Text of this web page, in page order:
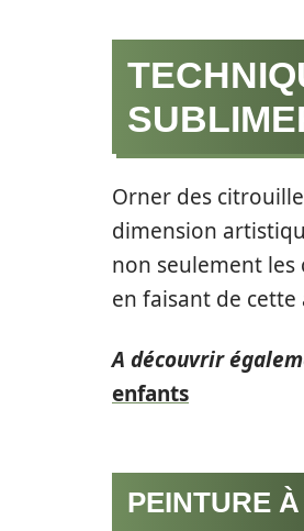
Orner des
dimension
non seulement
en faisant de
A découvrir
enfants
PEINTURE